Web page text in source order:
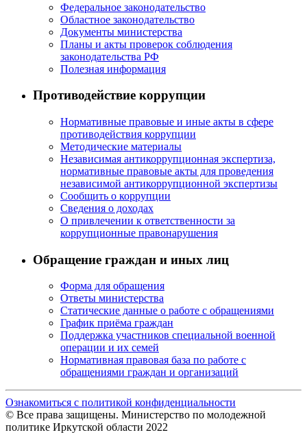
Федеральное законодательство
Областное законодательство
Документы министерства
Планы и акты проверок соблюдения
законодательства РФ
Полезная информация
Противодействие коррупции
Нормативные правовые и иные акты в сфере
противодействия коррупции
Методические материалы
Независимая антикоррупционная экспертиза,
нормативные правовые акты для проведения
независимой антикоррупционной экспертизы
Сообщить о коррупции
Сведения о доходах
О привлечении к ответственности за
коррупционные правонарушения
Обращение граждан и иных лиц
Форма для обращения
Ответы министерства
Статические данные о работе с обращениями
График приёма граждан
Поддержка участников специальной военной
операции и их семей
Нормативная правовая база по работе с
обращениями граждан и организаций
Ознакомиться с политикой конфиденциальности
© Все права защищены. Министерство по молодежной
политике Иркутской области 2022